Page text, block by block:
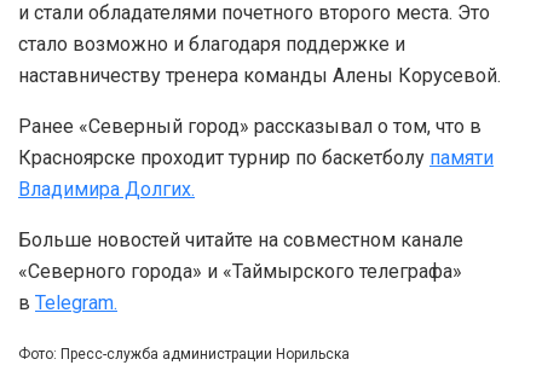
и стали обладателями почетного второго места. Это
стало возможно и благодаря поддержке и
наставничеству тренера команды Алены Корусевой.
Ранее «Северный город» рассказывал о том, что в
Красноярске проходит турнир по баскетболу памяти
Владимира Долгих.
Больше новостей читайте на совместном канале
«Северного города» и «Таймырского телеграфа»
в Telegram.
Фото: Пресс-служба администрации Норильска